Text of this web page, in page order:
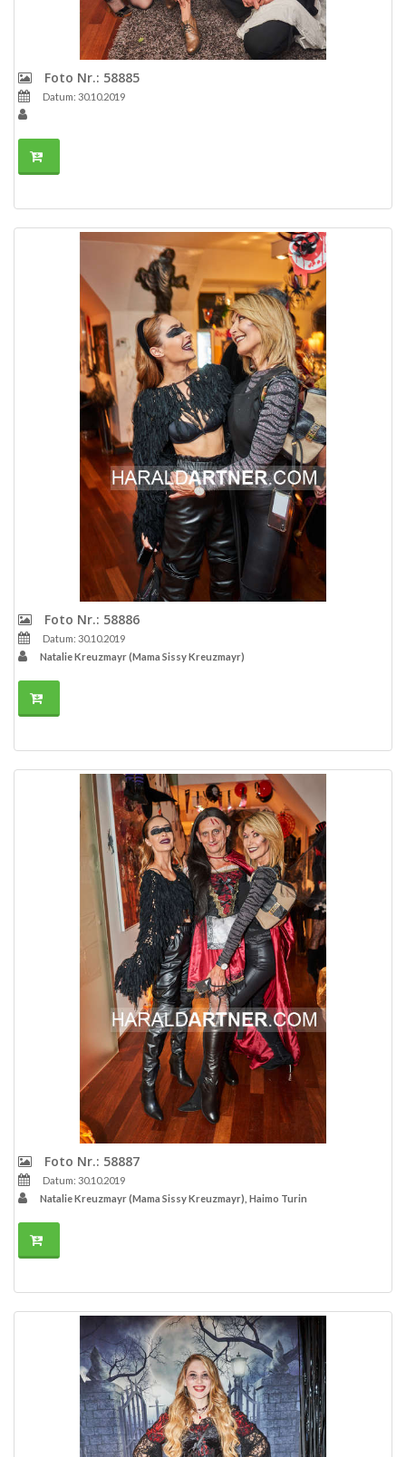
Foto Nr.: 58885
Datum: 30.10.2019
Foto Nr.: 58886
Datum: 30.10.2019
Natalie Kreuzmayr (Mama Sissy Kreuzmayr)
Foto Nr.: 58887
Datum: 30.10.2019
Natalie Kreuzmayr (Mama Sissy Kreuzmayr), Haimo Turin